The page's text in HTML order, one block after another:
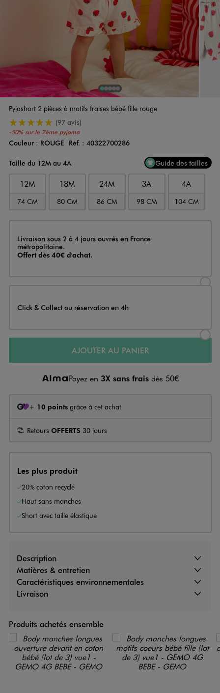
1Sur 5
2Sur 5
3Sur 5
4Sur 5
5 Sur 5
Pyjashort 2 pièces à motifs fraises bébé fille rouge
-50% sur le 2ème pyjama
5/5 de moyenne(97 avis)
Couleur
Couleur : ROUGE Réf. : 40322700286
Taille du 12M au 4A
Guide des tailles
12M
74 CM
18M
80 CM
24M
86 CM
3A
98 CM
4A
104 CM
Livraison
Livraison sous 2 à 4 jours ouvrés en France
métropolitaine.
Offert dès 40€ d'achat.
Click & Collect ou réservation en 4h
AJOUTER AU PANIER
Payez en 3X sans frais dès 50€
+ 10 points grâce à cet achat
Retours OFFERTS 30 jours
Les plus produit
20% coton recyclé
Haut sans manches
Short avec taille élastique
Description
Matières & entretien
Caractéristiques environnementales
Livraison
Produits achetés ensemble